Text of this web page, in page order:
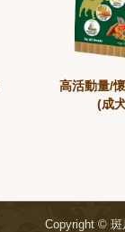
高活動量/
(成
Copyright ©